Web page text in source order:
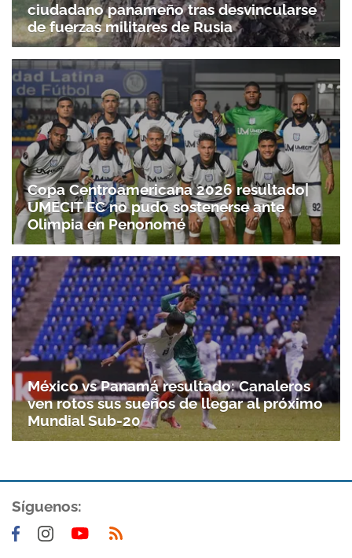
Gracias por suscribirte a nuestro boletín.
ACEPTAR
ciudadano panameño tras desvincularse
de fuerzas militares de Rusia
Copa Centroamericana 2026 resultado|
UMECIT FC no pudo sostenerse ante
Olimpia en Penonomé
México vs Panamá resultado: Canaleros
ven rotos sus sueños de llegar al próximo
Mundial Sub-20
Síguenos: